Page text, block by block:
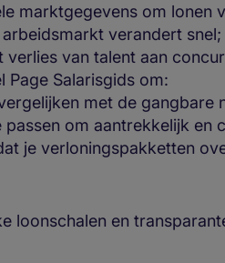
marktgegevens om lonen
verandert
verlies van talent aan
Page Salarisgids om:
met de gangbare
passen om aantrekkelijk en
je verloningspakketten
loonschalen en